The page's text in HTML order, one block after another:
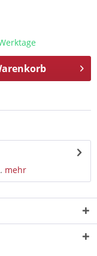
mehr